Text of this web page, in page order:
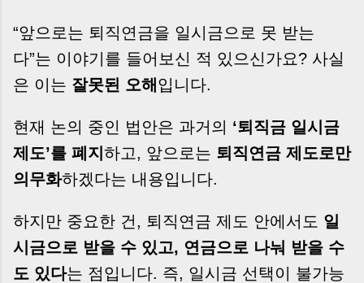
“앞으로는 퇴직연금을 일시금으로 못 받는
다”는 이야기를 들어보신 적 있으신가요? 사실
은 이는 잘못된 오해입니다.
현재 논의 중인 법안은 과거의 ‘퇴직금 일시금
제도’를 폐지하고, 앞으로는 퇴직연금 제도로만
의무화하겠다는 내용입니다.
하지만 중요한 건, 퇴직연금 제도 안에서도 일
시금으로 받을 수 있고, 연금으로 나눠 받을 수
도 있다는 점입니다. 즉, 일시금 선택이 불가능